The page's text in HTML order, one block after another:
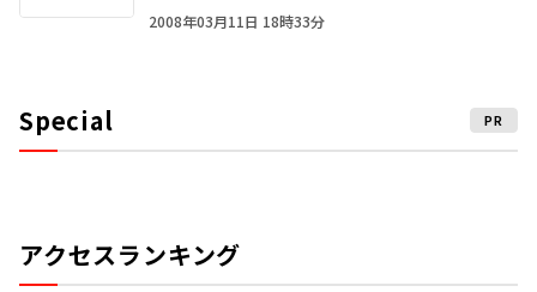
2008年03月11日 18時33分
Special PR
アクセスランキング